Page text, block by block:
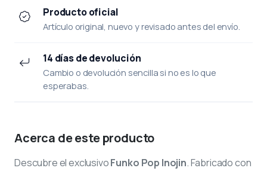
Producto oficial
Artículo original, nuevo y revisado antes del envío.
14 días de devolución
Cambio o devolución sencilla si no es lo que
esperabas.
Acerca de este producto
Descubre el exclusivoFunko Pop Inojin. Fabricado con